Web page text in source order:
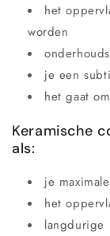
het
worden
je een
het gaat
Keramische
als:
je
het
langdurige